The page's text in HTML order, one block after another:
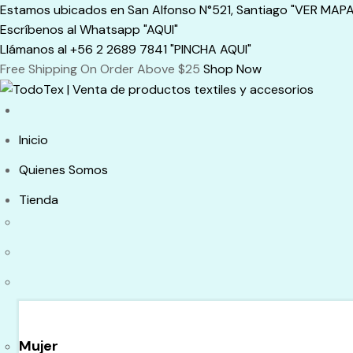
Skip
to
content
Estamos ubicados en San Alfonso N°521, Santiago "VER
Escríbenos al Whatsapp "AQUI"
Llámanos al +56 2 2689 7841 "PINCHA AQUI"
Free Shipping On Order Above $25 Shop Now
Inicio
Quienes Somos
Tienda
Mujer